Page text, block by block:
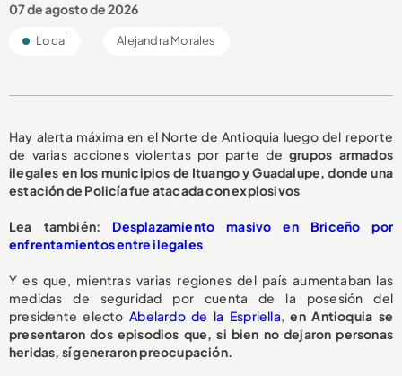
07 de agosto de 2026
Local Alejandra Morales
Hay alerta máxima en el Norte de Antioquia luego del reporte
de varias acciones violentas por parte degrupos armados
ilegales en los municipios de Ituango y Guadalupe, donde una
estación de Policía fue atacada con explosivos
Lea también: Desplazamiento masivo en Briceño por
enfrentamientos entre ilegales
Y es que, mientras varias regiones del país aumentaban las
medidas de seguridad por cuenta de la posesión del
presidente electoAbelardo de la Espriella, en Antioquia se
presentaron dos episodios que, si bien no dejaron personas
heridas, sí generaron preocupación.